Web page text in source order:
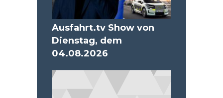
Ausfahrt.tv Show von
Dienstag, dem
04.08.2026